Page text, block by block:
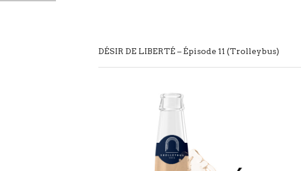
DÉSIR DE LIBERTÉ – Épisode 11 (Trolleybus)